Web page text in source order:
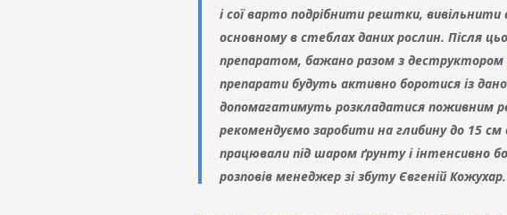
і сої варто подрібнити рештки, вивільнити
основному в стеблах даних рослин. Після
препаратом, бажано разом з деструктором
препарати будуть активно боротися із
допомагатимуть розкладатися поживним
рекомендуємо заробити на глибину до 15
працювали під шаром ґрунту і інтенсивно
розповів менеджер зі збуту Євгеній Кожухар.